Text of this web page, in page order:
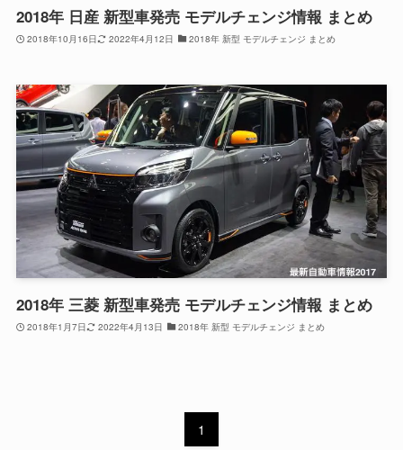
2018年 日産 新型車発売 モデルチェンジ情報 まとめ
2018年10月16日 2022年4月12日 2018年 新型 モデルチェンジ まとめ
2018年 三菱 新型車発売 モデルチェンジ情報 まとめ
2018年1月7日 2022年4月13日 2018年 新型 モデルチェンジ まとめ
1